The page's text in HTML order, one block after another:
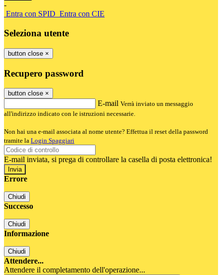
-
Entra con SPID Entra con CIE
Seleziona utente
button close ×
Recupero password
button close ×
E-mail Verrà inviato un messaggio
all'indirizzo indicato con le istruzioni necessarie.
Non hai una e-mail associata al nome utente? Effettua il reset della password
tramite la Login Spaggiari
E-mail inviata, si prega di controllare la casella di posta elettronica!
Errore
Chiudi
Successo
Chiudi
Informazione
Chiudi
Attendere...
Attendere il completamento dell'operazione...